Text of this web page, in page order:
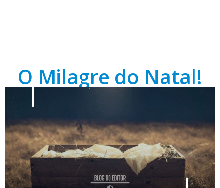
O Milagre do Natal!